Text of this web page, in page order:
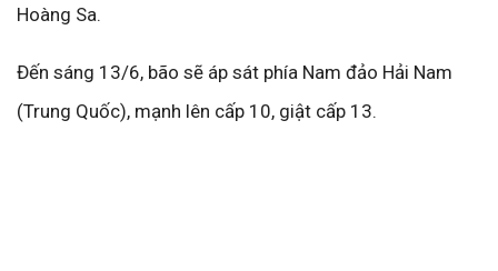
Hoàng Sa.
Đến sáng 13/6, bão sẽ áp sát phía Nam đảo Hải Nam
(Trung Quốc), mạnh lên cấp 10, giật cấp 13.